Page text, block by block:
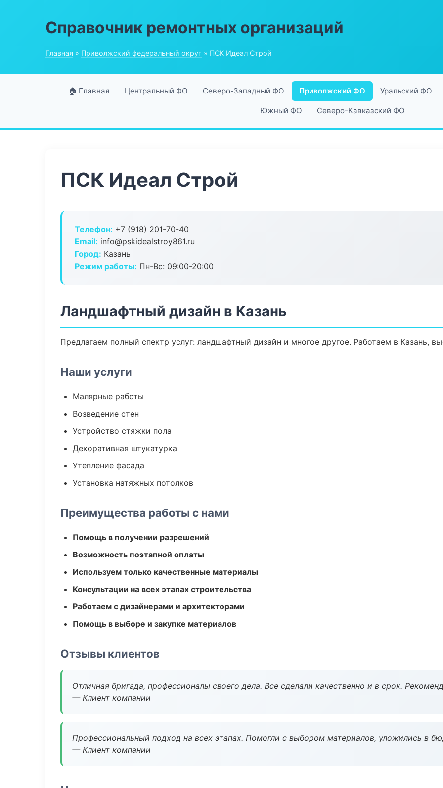
Справочник ремонтных организаций
Главная » Приволжский федеральный округ » ПСК Идеал Строй
🏠 Главная Центральный ФО Северо-Западный ФО Приволжский ФО Уральский ФО
Южный ФО Северо-Кавказский ФО
ПСК Идеал Строй
Телефон: +7 (918) 201-70-40
Email: info@pskidealstroy861.ru
Город: Казань
Режим работы: Пн-Вс: 09:00-20:00
Ландшафтный дизайн в Казань
Предлагаем полный спектр услуг: ландшафтный дизайн и многое другое. Работаем в Казань,
Наши услуги
Малярные работы
Возведение стен
Устройство стяжки пола
Декоративная штукатурка
Утепление фасада
Установка натяжных потолков
Преимущества работы с нами
Помощь в получении разрешений
Возможность поэтапной оплаты
Используем только качественные материалы
Консультации на всех этапах строительства
Работаем с дизайнерами и архитекторами
Помощь в выборе и закупке материалов
Отзывы клиентов
Отличная бригада, профессионалы своего дела. Все сделали качественно и в срок.
— Клиент компании
Профессиональный подход на всех этапах. Помогли с выбором материалов, уложились в
— Клиент компании